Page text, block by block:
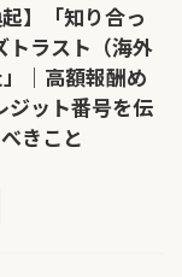
】「知り合っ
トラスト（海外
｜高額報酬め
ジット番号を伝
きこと